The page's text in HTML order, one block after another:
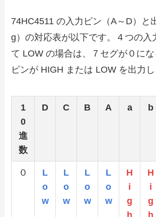
74HC4511 の入力ピン（A～D）と
g）の対応表が以下です。４つの入
て LOW の場合は、７セグが０に
ピンが HIGH または LOW を出力し
1
0
進
数
D C B A a b
０
L
o
w
L
o
w
L
o
w
L
o
w
H
i
g
H
i
g